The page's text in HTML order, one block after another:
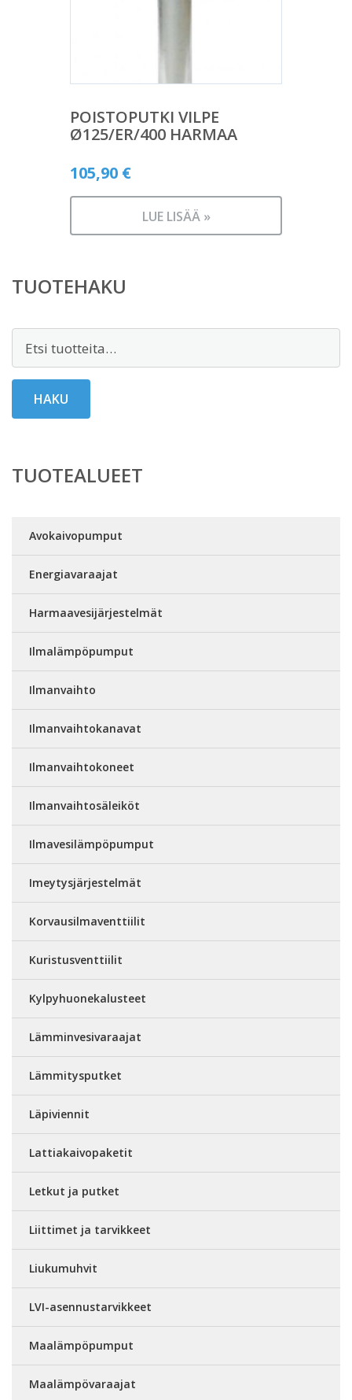
POISTOPUTKI VILPE
Ø125/ER/400 HARMAA
105,90 €
LUE LISÄÄ »
TUOTEHAKU
HAKU
TUOTEALUEET
Avokaivopumput
Energiavaraajat
Harmaavesijärjestelmät
Ilmalämpöpumput
Ilmanvaihto
Ilmanvaihtokanavat
Ilmanvaihtokoneet
Ilmanvaihtosäleiköt
Ilmavesilämpöpumput
Imeytysjärjestelmät
Korvausilmaventtiilit
Kuristusventtiilit
Kylpyhuonekalusteet
Lämminvesivaraajat
Lämmitysputket
Läpiviennit
Lattiakaivopaketit
Letkut ja putket
Liittimet ja tarvikkeet
Liukumuhvit
LVI-asennustarvikkeet
Maalämpöpumput
Maalämpövaraajat